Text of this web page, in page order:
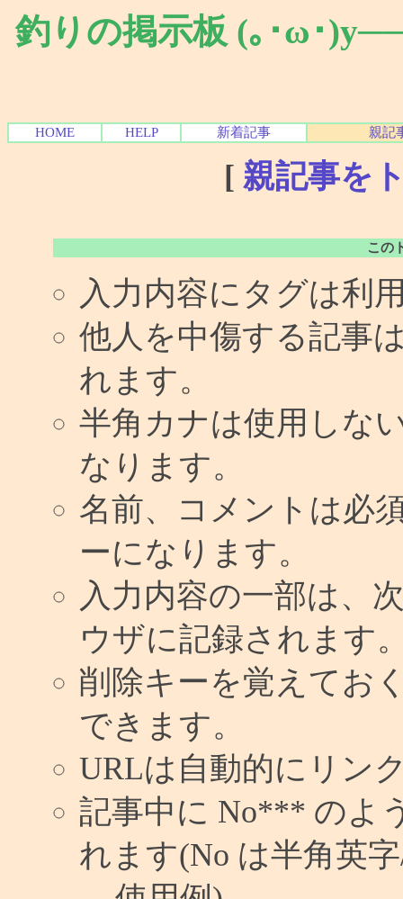
釣りの掲示板 (｡･ω･
HOME HELP 新着記事 親記
[ 親記事を
この
入力内容にタグは利
他人を中傷する記事
れます。
半角カナは使用しな
なります。
名前、コメントは必
ーになります。
入力内容の一部は、
ウザに記録されます
削除キーを覚えてお
できます。
URLは自動的にリン
記事中に No*** のよ
れます(No は半角英